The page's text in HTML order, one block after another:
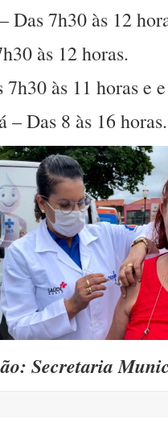
Das 7h30 às 12
às 12 horas.
às 11 horas e
– Das 8 às 16 horas.
Secretaria